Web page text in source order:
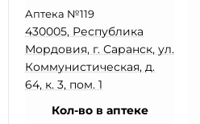
Аптека №119
430005, Республика
Мордовия, г. Саранск, ул.
Коммунистическая, д.
64, к. 3, пом. 1
Кол-во в аптеке